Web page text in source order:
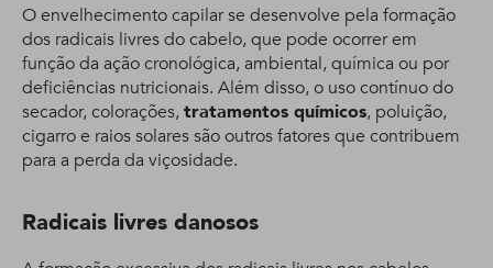
O envelhecimento capilar se desenvolve pela formação
dos radicais livres do cabelo, que pode ocorrer em
função da ação cronológica, ambiental, química ou por
deficiências nutricionais. Além disso, o uso contínuo do
secador, colorações,tratamentos químicos, poluição,
cigarro e raios solares são outros fatores que contribuem
para a perda da viçosidade.
Radicais livres danosos